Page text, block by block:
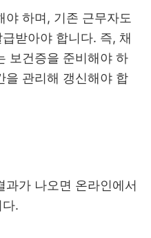
야 하며, 기존 근무자도
받아야 합니다. 즉, 채
보건증을 준비해야 하
을 관리해 갱신해야 합
가 나오면 온라인에서
.